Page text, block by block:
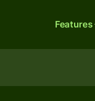
Features